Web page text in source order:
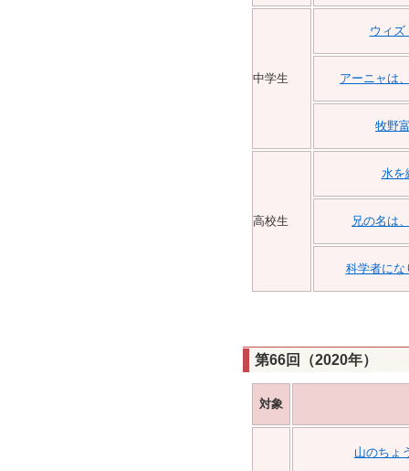
中学生
ウィズ
アーニャは
牧野
高校生
水を
兄の名は
科学者にな
第66回（2020年）
対象
山のちょ